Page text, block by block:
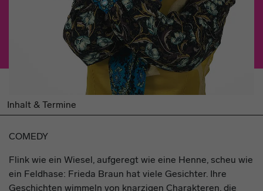
Inhalt & Termine
COMEDY
Flink wie ein Wiesel, aufgeregt wie eine Henne, scheu wie
ein Feldhase: Frieda Braun hat viele Gesichter. Ihre
Geschichten wimmeln von knarzigen Charakteren, die